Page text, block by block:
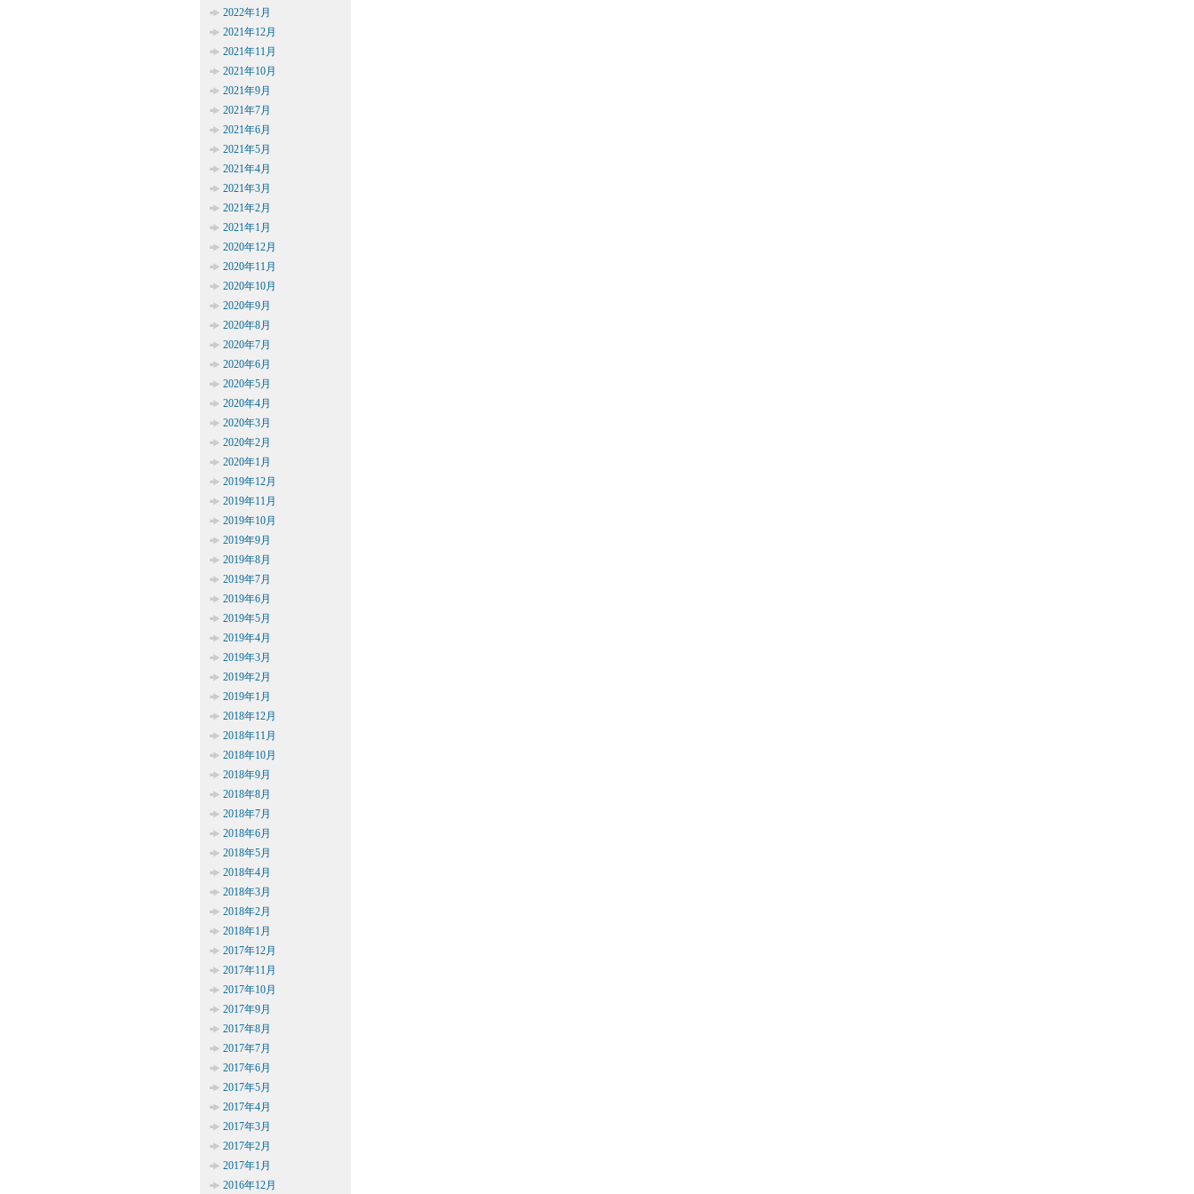
2022年1月
2021年12月
2021年11月
2021年10月
2021年9月
2021年7月
2021年6月
2021年5月
2021年4月
2021年3月
2021年2月
2021年1月
2020年12月
2020年11月
2020年10月
2020年9月
2020年8月
2020年7月
2020年6月
2020年5月
2020年4月
2020年3月
2020年2月
2020年1月
2019年12月
2019年11月
2019年10月
2019年9月
2019年8月
2019年7月
2019年6月
2019年5月
2019年4月
2019年3月
2019年2月
2019年1月
2018年12月
2018年11月
2018年10月
2018年9月
2018年8月
2018年7月
2018年6月
2018年5月
2018年4月
2018年3月
2018年2月
2018年1月
2017年12月
2017年11月
2017年10月
2017年9月
2017年8月
2017年7月
2017年6月
2017年5月
2017年4月
2017年3月
2017年2月
2017年1月
2016年12月